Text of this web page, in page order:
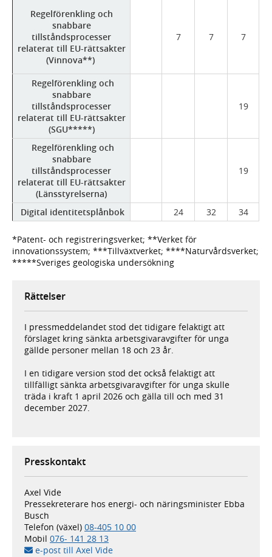
Regelförenkling och
snabbare
tillståndsprocesser
relaterat till EU-rättsakter
(Vinnova**)
7 7 7
Regelförenkling och
snabbare
tillståndsprocesser
relaterat till EU-rättsakter
(SGU*****)
19
Regelförenkling och
snabbare
tillståndsprocesser
relaterat till EU-rättsakter
(Länsstyrelserna)
19
Digital identitetsplånbok 24 32 34
*Patent- och registreringsverket; **Verket för
innovationssystem; ***Tillväxtverket; ****Naturvårdsverket;
*****Sveriges geologiska undersökning
Rättelser
I pressmeddelandet stod det tidigare felaktigt att
förslaget kring sänkta arbetsgivaravgifter för unga
gällde personer mellan 18 och 23 år.
I en tidigare version stod det också felaktigt att
tillfälligt sänkta arbetsgivaravgifter för unga skulle
träda i kraft 1 april 2026 och gälla till och med 31
december 2027.
Presskontakt
Axel Vide
Pressekreterare hos energi- och näringsminister Ebba
Busch
Telefon (växel) 08-405 10 00
Mobil 076- 141 28 13
e-post till Axel Vide